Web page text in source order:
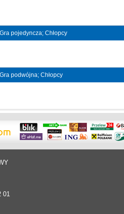
pojedyncza; Chłopcy
podwójna; Chłopcy
01